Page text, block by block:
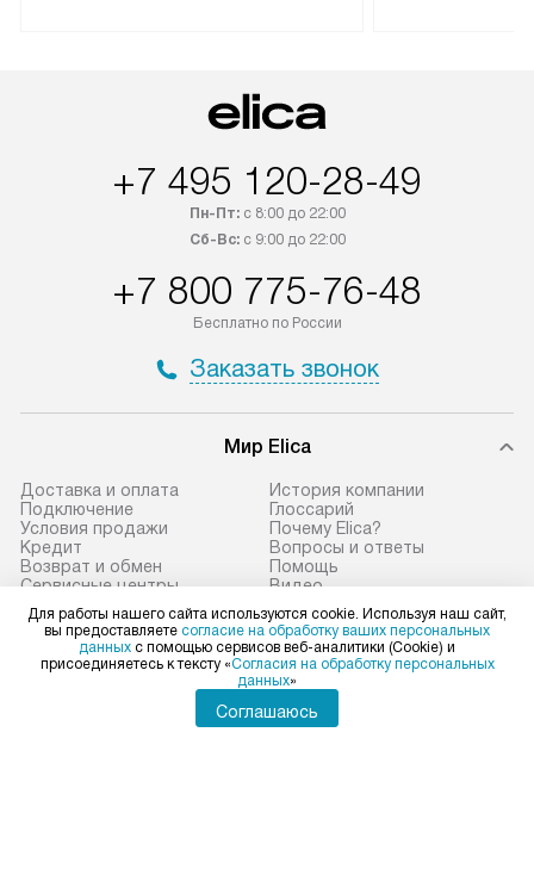
быть отправлены покупателю
интересен товар «Под заказ»,
приобретения с менеджером сайта.
доставляются бесплатно
по Москве в пределах МКАД,
не предусмотрена.
доставки доставит упакованный
прибор до двери или прихожей.
Если необходимо переместить
прибор до места установки,
пожалуйста, предварительно
За данную услугу взимается
дополнительная плата. Важно
учитывать, что если размеры
прибора не позволяют ему пройти
по монтажу
материалы.
к воде, крана и
слива.
+7 495 120-28-49
Пн-Пт:с 8:00 до 22:00
Сб-Вс:с 9:00 до 22:00
+7 800 775-76-48
Бесплатно по России
Заказать звонок
Мир Elica
Доставка и оплата
Подключение
Условия продажи
Кредит
Возврат и обмен
Сервисные центры
Ремонт
Статьи и акции
История компании
Глоссарий
Почему Elica?
Вопросы и ответы
Помощь
Видео
Контакты
Сайты-партнеры
Elica в социальных сетях
Для работы нашего сайта используются cookie. Используя наш сайт,
вы предоставляете согласие на обработку ваших персональных
данных с помощью сервисов веб-аналитики (Cookie) и
присоединяетесь к тексту «Согласия на обработку персональных
данных»
Соглашаюсь